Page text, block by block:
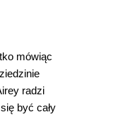
mówiąc
radzi
być cały